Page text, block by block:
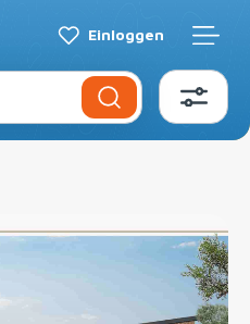
Einloggen